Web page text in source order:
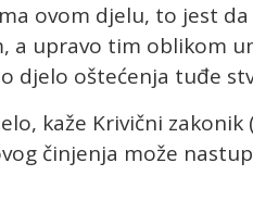
ovom djelu, to jest da
a upravo tim oblikom
djelo oštećenja tuđe
kaže Krivični zakonik
činjenja može